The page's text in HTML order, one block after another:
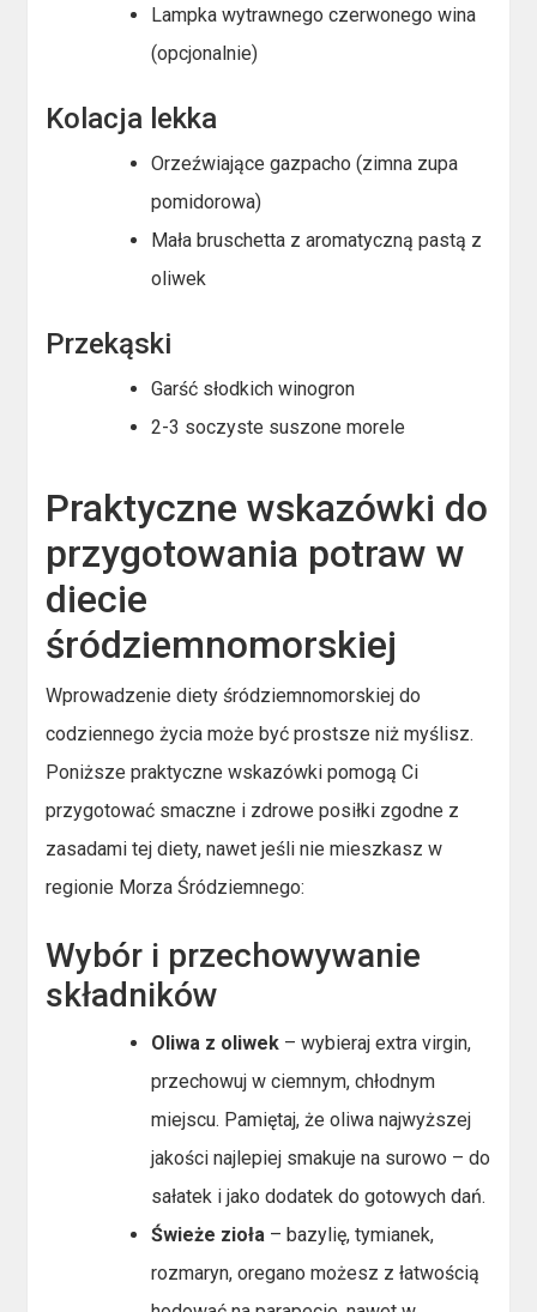
Lampka wytrawnego czerwonego wina
(opcjonalnie)
Kolacja lekka
Orzeźwiające gazpacho (zimna zupa
pomidorowa)
Mała bruschetta z aromatyczną pastą z
oliwek
Przekąski
Garść słodkich winogron
2-3 soczyste suszone morele
Praktyczne wskazówki do
przygotowania potraw w
diecie
śródziemnomorskiej
Wprowadzenie diety śródziemnomorskiej do
codziennego życia może być prostsze niż myślisz.
Poniższe praktyczne wskazówki pomogą Ci
przygotować smaczne i zdrowe posiłki zgodne z
zasadami tej diety, nawet jeśli nie mieszkasz w
regionie Morza Śródziemnego:
Wybór i przechowywanie
składników
Oliwa z oliwek – wybieraj extra virgin,
przechowuj w ciemnym, chłodnym
miejscu. Pamiętaj, że oliwa najwyższej
jakości najlepiej smakuje na surowo – do
sałatek i jako dodatek do gotowych dań.
Świeże zioła – bazylię, tymianek,
rozmaryn, oregano możesz z łatwością